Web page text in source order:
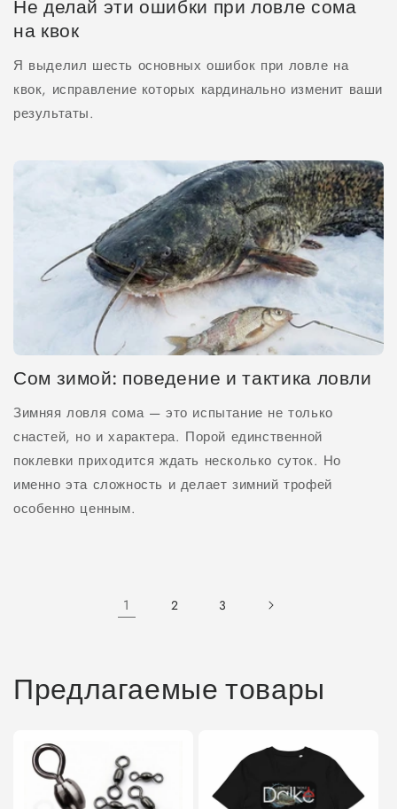
Не делай эти ошибки при ловле сома
на квок
Я выделил шесть основных ошибок при ловле на
квок, исправление которых кардинально изменит ваши
результаты.
Сом зимой: поведение и тактика ловли
Зимняя ловля сома — это испытание не только
снастей, но и характера. Порой единственной
поклевки приходится ждать несколько суток. Но
именно эта сложность и делает зимний трофей
особенно ценным.
1 2 3
Предлагаемые товары